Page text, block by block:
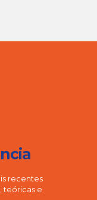
recentes
teóricas e